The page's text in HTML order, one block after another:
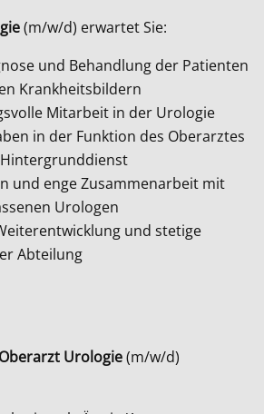
(m/w/d) erwartet Sie:
und Behandlung der Patienten
Krankheitsbildern
Mitarbeit in der Urologie
in der Funktion des Oberarztes
und enge Zusammenarbeit mit
Urologen
und stetige
Abteilung
Oberarzt Urologie(m/w/d)